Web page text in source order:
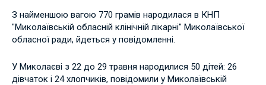
З найменшою вагою 770 грамів народилася в КНП
"Миколаївській обласній клінічній лікарні" Миколаївської
обласної ради, йдеться у повідомленні.
У Миколаєві з 22 до 29 травня народилися 50 дітей: 26
дівчаток і 24 хлопчиків, повідомили у Миколаївській